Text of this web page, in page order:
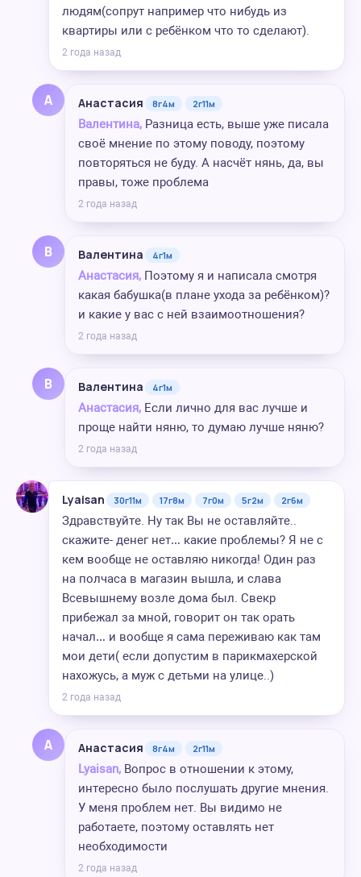
людям(сопрут например что нибудь из
квартиры или с ребёнком что то сделают).
2 года назад
А Анастасия 8г4м 2г11м
Валентина, Разница есть, выше уже писала
своё мнение по этому поводу, поэтому
повторяться не буду. А насчёт нянь, да, вы
правы, тоже проблема
2 года назад
В Валентина 4г1м
Анастасия, Поэтому я и написала смотря
какая бабушка(в плане ухода за ребёнком)?
и какие у вас с ней взаимоотношения?
2 года назад
В Валентина 4г1м
Анастасия, Если лично для вас лучше и
проще найти няню, то думаю лучше няню?
2 года назад
Lyaisan 30г11м 17г8м 7г0м 5г2м 2г6м
Здравствуйте. Ну так Вы не оставляйте..
скажите- денег нет… какие проблемы? Я не с
кем вообще не оставляю никогда! Один раз
на полчаса в магазин вышла, и слава
Всевышнему возле дома был. Свекр
прибежал за мной, говорит он так орать
начал… и вообще я сама переживаю как там
мои дети( если допустим в парикмахерской
нахожусь, а муж с детьми на улице..)
2 года назад
А Анастасия 8г4м 2г11м
Lyaisan, Вопрос в отношении к этому,
интересно было послушать другие мнения.
У меня проблем нет. Вы видимо не
работаете, поэтому оставлять нет
необходимости
2 года назад